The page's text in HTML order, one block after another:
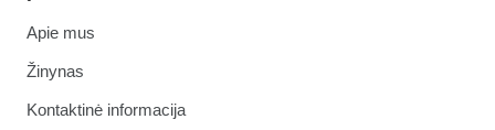
Apie mus
Žinynas
Kontaktinė informacija